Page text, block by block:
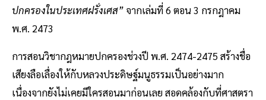
ปกครองในประเทศฝรั่งเศส” จากเล่มที่ 6 ตอน 3 กรกฎาคม
พ.ศ. 2473
การสอนวิชากฎหมายปกครองช่วงปี พ.ศ. 2474-2475 สร้างชื่อ
เสียงลือเลื่องให้กับหลวงประดิษฐ์มนูธรรมเป็นอย่างมาก
เนื่องจากยังไม่เคยมีใครสอนมาก่อนเลย สอดคล้องกับที่ศาสตรา